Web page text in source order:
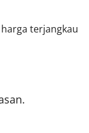
terjangkau